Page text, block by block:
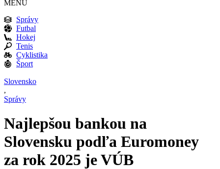
MENU
Správy
Futbal
Hokej
Tenis
Cyklistika
Šport
Slovensko
,
Správy
Najlepšou bankou na
Slovensku podľa Euromoney
za rok 2025 je VÚB